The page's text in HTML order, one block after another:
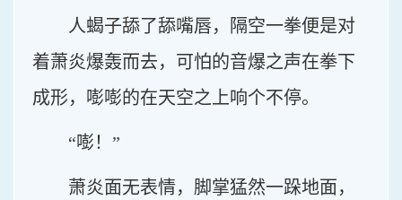
人蝎子舔了舔嘴唇，隔空一拳便是对
着萧炎爆轰而去，可怕的音爆之声在拳下
成形，嘭嘭的在天空之上响个不停。
“嘭！”
萧炎面无表情，脚掌猛然一跺地面，